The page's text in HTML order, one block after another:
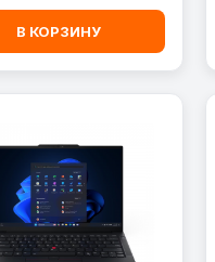
Silver (RLEF-
В КОРЗИНУ